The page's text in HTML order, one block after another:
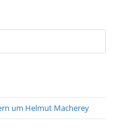
um Helmut Macherey